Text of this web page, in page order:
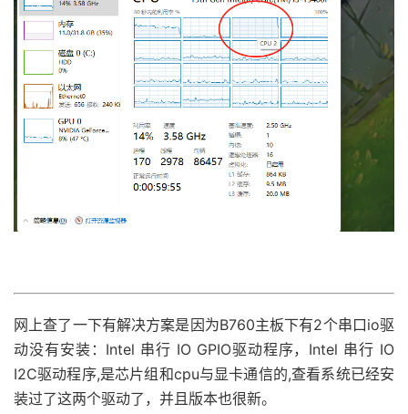
网上查了一下有解决方案是因为B760主板下有2个串口io驱
动没有安装：Intel 串行 IO GPIO驱动程序，Intel 串行 IO
I2C驱动程序,是芯片组和cpu与显卡通信的,查看系统已经安
装过了这两个驱动了，并且版本也很新。